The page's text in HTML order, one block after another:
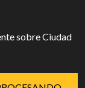
sobre Ciudad